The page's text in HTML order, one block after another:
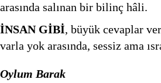
arasında salınan bir bilinç hâli.
İNSAN GİBİ, büyük cevaplar
varla yok arasında, sessiz ama
Oylum Barak